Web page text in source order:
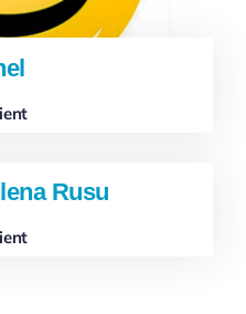
Rusu